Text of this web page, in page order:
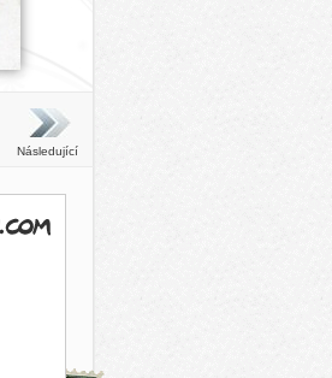
Následující